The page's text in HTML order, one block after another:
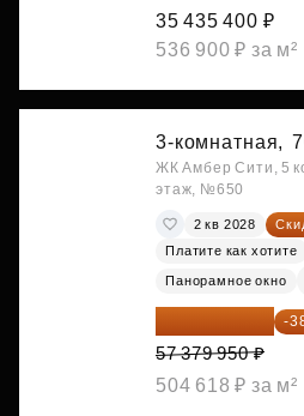
35 435 400 ₽
536 900 ₽ за м²
3-комнатная,
ЖК Амбер Сити, 5
этаж, №650
2 кв 2028
Платите как хотите
Панорамное окно
35 575 569 ₽ -
57 379 950 ₽
504 618 ₽ за м²